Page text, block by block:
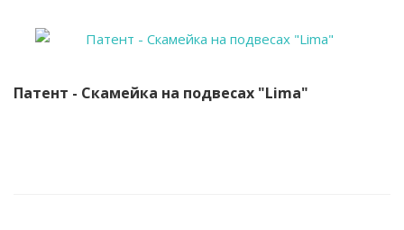
Патент - Скамейка на подвесах "Lima"